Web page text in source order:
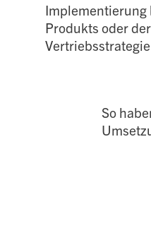
Implementierung
Produkts oder
So